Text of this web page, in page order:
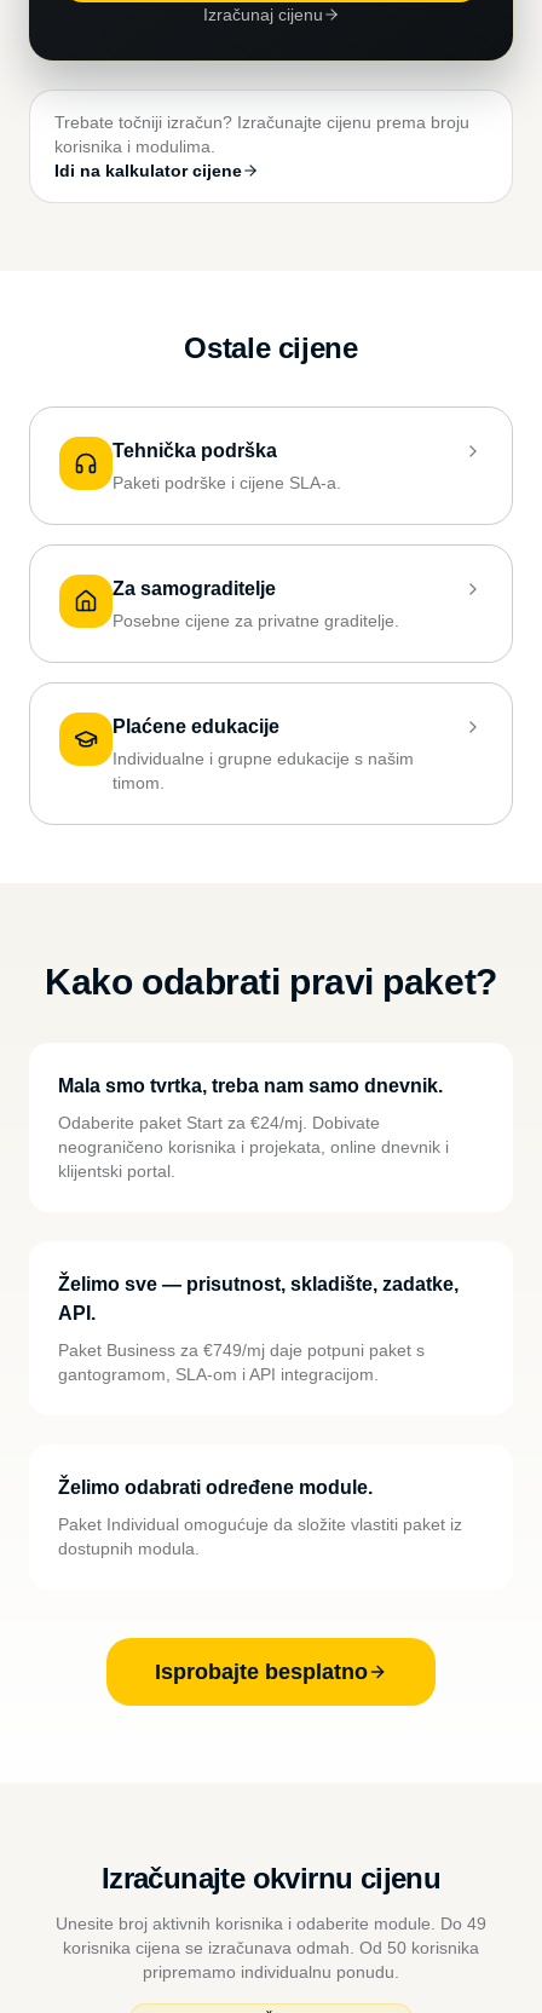
Izračunaj cijenu
Trebate točniji izračun? Izračunajte cijenu prema broju
korisnika i modulima.
Idi na kalkulator cijene
Ostale cijene
Tehnička podrška
Paketi podrške i cijene SLA-a.
Za samograditelje
Posebne cijene za privatne graditelje.
Plaćene edukacije
Individualne i grupne edukacije s našim
timom.
Kako odabrati pravi paket?
Mala smo tvrtka, treba nam samo dnevnik.
Odaberite paket Start za €24/mj. Dobivate
neograničeno korisnika i projekata, online dnevnik i
klijentski portal.
Želimo sve — prisutnost, skladište, zadatke,
API.
Paket Business za €749/mj daje potpuni paket s
gantogramom, SLA-om i API integracijom.
Želimo odabrati određene module.
Paket Individual omogućuje da složite vlastiti paket iz
dostupnih modula.
Isprobajte besplatno
Izračunajte okvirnu cijenu
Unesite broj aktivnih korisnika i odaberite module. Do 49
korisnika cijena se izračunava odmah. Od 50 korisnika
pripremamo individualnu ponudu.